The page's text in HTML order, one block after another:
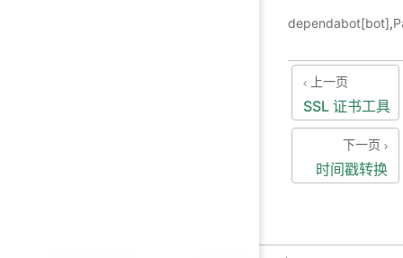
dependabot[bot] ,
上一页
SSL 证书工具
下一页
时间戳转换